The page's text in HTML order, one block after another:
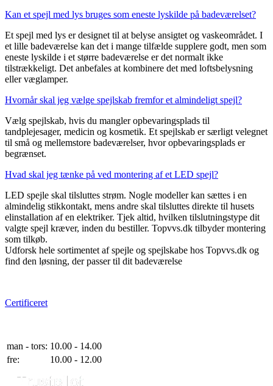
Kan et spejl med lys bruges som eneste lyskilde på badeværelset?
Et spejl med lys er designet til at belyse ansigtet og vaskeområdet. I
et lille badeværelse kan det i mange tilfælde supplere godt, men som
eneste lyskilde i et større badeværelse er det normalt ikke
tilstrækkeligt. Det anbefales at kombinere det med loftsbelysning
eller væglamper.
Hvornår skal jeg vælge spejlskab fremfor et almindeligt spejl?
Vælg spejlskab, hvis du mangler opbevaringsplads til
tandplejesager, medicin og kosmetik. Et spejlskab er særligt velegnet
til små og mellemstore badeværelser, hvor opbevaringsplads er
begrænset.
Hvad skal jeg tænke på ved montering af et LED spejl?
LED spejle skal tilsluttes strøm. Nogle modeller kan sættes i en
almindelig stikkontakt, mens andre skal tilsluttes direkte til husets
elinstallation af en elektriker. Tjek altid, hvilken tilslutningstype dit
valgte spejl kræver, inden du bestiller. Topvvs.dk tilbyder montering
som tilkøb.
Udforsk hele sortimentet af spejle og spejlskabe hos Topvvs.dk og
find den løsning, der passer til dit badeværelse
Certificeret
man - tors: 10.00 - 14.00
fre:
10.00 - 12.00